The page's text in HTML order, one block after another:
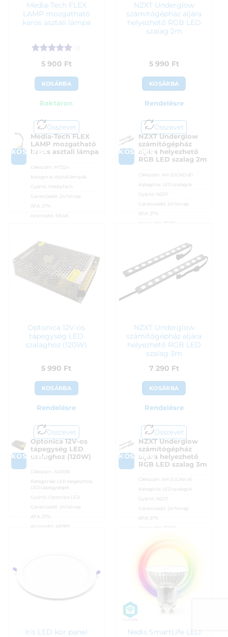
Media-Tech FLEX
LAMP mozgatható
karos asztali lámpa
Értékelés:5
/ 55 900 Ft
KOSÁRBA
Raktáron
Összevet
KOSÁRBA
Media-Tech FLEX
LAMP mozgatható
karos asztali lámpa
Cikkszám: MT224
Kategória: Asztali lámpák
Gyártó: MediaTech
Garanciaidő:
24 hónap
ÁFA:
27%
Azonosító: 51548
NZXT Underglow
számítógépház aljára
helyezhető RGB LED
szalag 2m
5 990 Ft
KOSÁRBA
Rendelésre
Összevet
KOSÁRBA
NZXT Underglow
számítógépház
aljára helyezhető
RGB LED szalag 2m
Cikkszám: AH-2UGKD-B1
Kategória: LED szalagok
Gyártó: NZXT
Garanciaidő:
24 hónap
ÁFA:
27%
Azonosító:
35591
Optonica 12V-os
tápegység LED
szalaghoz (120W)
5 990 Ft
KOSÁRBA
Rendelésre
Összevet
KOSÁRBA
Optonica 12V-os
tápegység LED
szalaghoz (120W)
Cikkszám: AC6106
Kategóriák: LED kiegészítők
LED tápegységek
Gyártó: Optonica LED
Garanciaidő:
24 hónap
ÁFA: 27%
Azonosító: 48969
NZXT Underglow
számítógépház aljára
helyezhető RGB LED
szalag 3m
7 290 Ft
KOSÁRBA
Rendelésre
Összevet
KOSÁRBA
NZXT Underglow
számítógépház
aljára helyezhető
RGB LED szalag 3m
Cikkszám: AH-2UGKK-A1
Kategória: LED szalagok
Gyártó: NZXT
Garanciaidő:
24 hónap
ÁFA:
27%
Azonosító:
35592
7 290Ft
Iris LED kör panel
Nedis SmartLife LED